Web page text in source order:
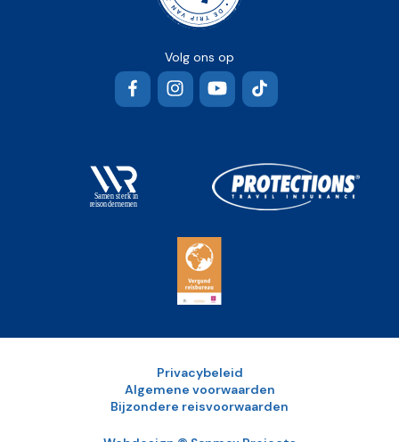
Volg ons op
FacebookInstagramYouTubeTikTok
Privacybeleid
Algemene voorwaarden
Bijzondere reisvoorwaarden